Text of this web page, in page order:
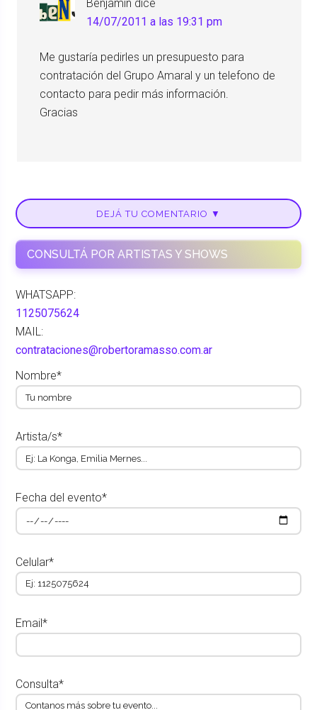
Benjamin dice
14/07/2011 a las 19:31 pm
Me gustaría pedirles un presupuesto para
contratación del Grupo Amaral y un telefono de
contacto para pedir más información.
Gracias
DEJÁ TU COMENTARIO ▼
CONSULTÁ POR ARTISTAS Y SHOWS
WHATSAPP:
1125075624
MAIL:
contrataciones@robertoramasso.com.ar
Nombre*
Artista/s*
Fecha del evento*
Celular*
Email*
Consulta*